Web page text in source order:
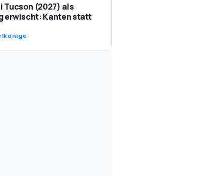
Tucson (2027) als
erwischt: Kanten statt